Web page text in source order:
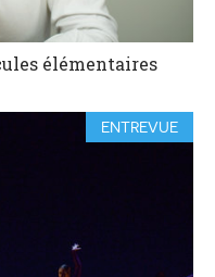
élémentaires
ENTREVUE